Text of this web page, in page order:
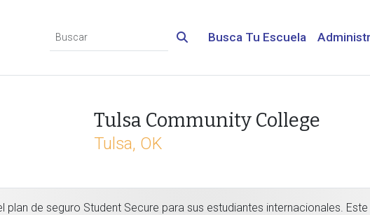
Busca Tu Escuela
Tulsa Community College
Tulsa, OK
plan de seguro Student Secure para sus estudiantes internacionales.